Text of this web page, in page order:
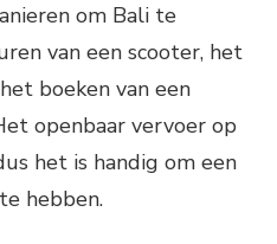
om Bali te
van een scooter, het
boeken van een
openbaar vervoer op
het is handig om een
hebben.